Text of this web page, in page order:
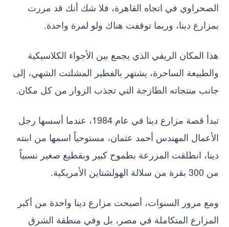
الصحراوي في اتجاه القاهرة، فلا شك أنك قد مررت
بمزارع دينا، وربما توقفت هناك ولو لمرة واحدة.
هذا المكان الريفي الذي يجمع بين الأجواء الكلاسيكية
والطبيعة الساحرة، يشتهر بالفطير المشلتت الشهي، إلى
جانب منتجاته الطازجة التي تجذب الزوار من كل مكان.
تبدأ قصة مزارع دينا في عام 1984، عندما أسسها رجل
الأعمال المهندس أحمد عثمان، مستوحياً اسمها من ابنته
دينا، انطلقت المزرعة بطموح كبير وبقطيع صغير نسبياً
من 300 بقرة من سلالة الهولشتاين الأمريكية.
ومع مرور السنوات، أصبحت مزارع دينا واحدة من أكبر
المزارع المتكاملة في مصر، بل وفي منطقة الشرق